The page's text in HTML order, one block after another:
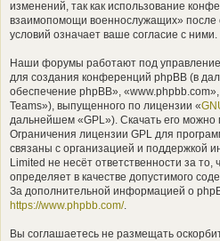
изменений, так как использование
взаимопомощи военнослужащих» после
условий означает ваше согласие с ними.
Наши форумы работают под
для создания конференций phpBB (в
обеспечение phpBB»,
Teams»), выпущенного по лицензии «
дальнейшем «GPL»). Скачать его можно
Ограничения лицензии GPL для
связаны с организацией и поддержкой
Limited не несёт ответственности за
определяет в качестве допустимого
За дополнительной информацией о
https://www.phpbb.com/.
Вы соглашаетесь не размещать